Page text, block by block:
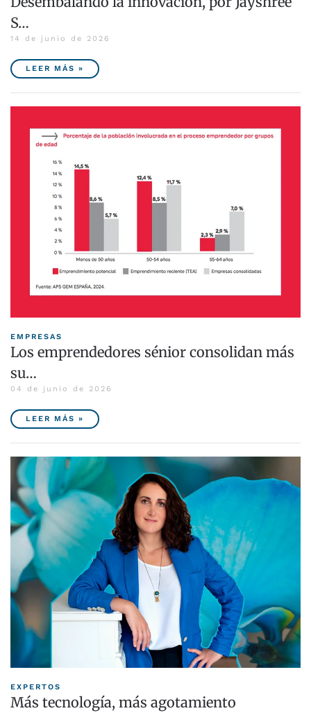
S…
14 de junio de 2026
LEER MÁS »
EMPRESAS
Los emprendedores sénior consolidan más
su…
04 de junio de 2026
LEER MÁS »
EXPERTOS
Más tecnología, más agotamiento